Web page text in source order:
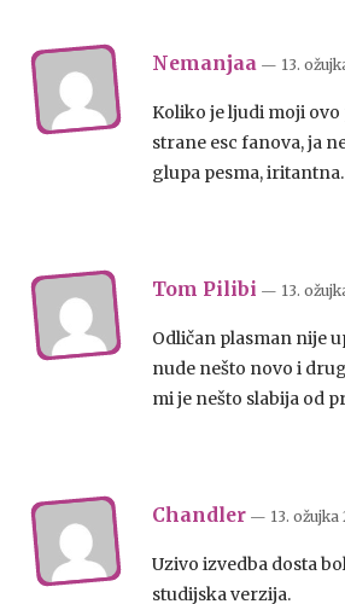
Nemanjaa — 13.
Koliko je ljudi moji
strane esc fanova, ja
glupa pesma,
Tom Pilibi — 13.
Odličan plasman nije
nude nešto novo i
mi je nešto slabija od
Chandler — 13. ožujka
Uzivo izvedba dosta
studijska verzija.